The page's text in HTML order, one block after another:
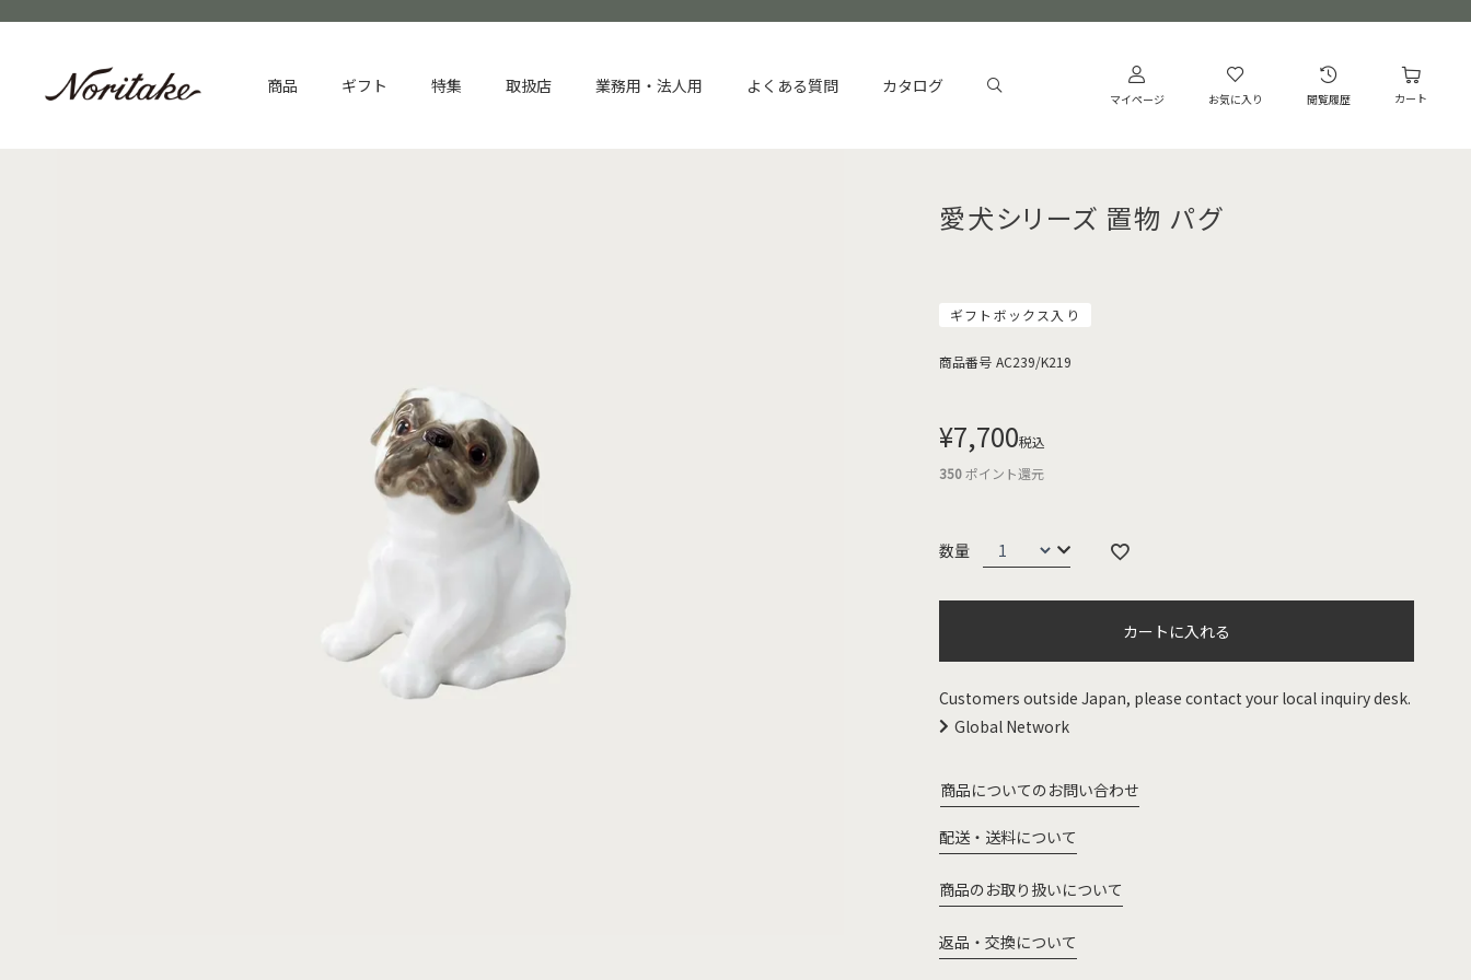
商品 ギフト 特集 取扱店 業務用・法人用 よくある質問 カタログ
マイページ お気に入り 閲覧履歴 カート
愛犬シリーズ 置物 パグ
ギフトボックス入り
商品番号 AC239/K219
¥7,700税込
350ポイント還元
カートに入れる
Customers outside Japan, please contact your local inquiry desk.
Global Network
商品についてのお問い合わせ
配送・送料について
商品のお取り扱いについて
返品・交換について